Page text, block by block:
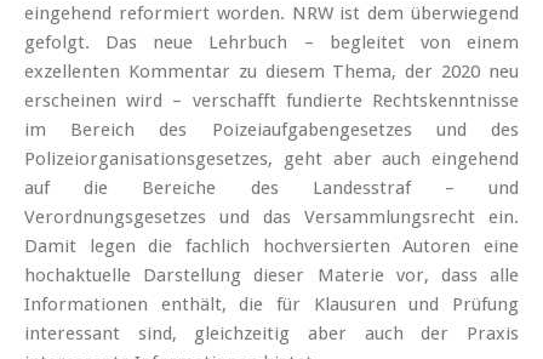
eingehend reformiert worden. NRW ist dem überwiegend
gefolgt. Das neue Lehrbuch – begleitet von einem
exzellenten Kommentar zu diesem Thema, der 2020 neu
erscheinen wird – verschafft fundierte Rechtskenntnisse
im Bereich des Poizeiaufgabengesetzes und des
Polizeiorganisationsgesetzes, geht aber auch eingehend
auf die Bereiche des Landesstraf – und
Verordnungsgesetzes und das Versammlungsrecht ein.
Damit legen die fachlich hochversierten Autoren eine
hochaktuelle Darstellung dieser Materie vor, dass alle
Informationen enthält, die für Klausuren und Prüfung
interessant sind, gleichzeitig aber auch der Praxis